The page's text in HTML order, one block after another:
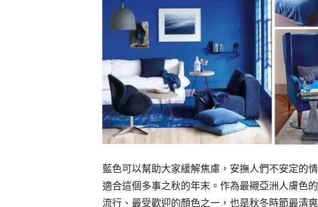
藍色可以幫助大家緩解焦慮，安撫人們不安定的
適合這個多事之秋的年末。作為最襯亞洲人膚色
流行、最受歡迎的顏色之一，也是秋冬時節最清